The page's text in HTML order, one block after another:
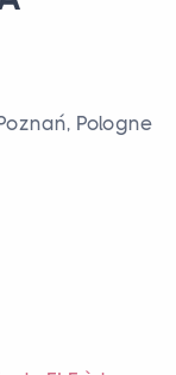
Pologne